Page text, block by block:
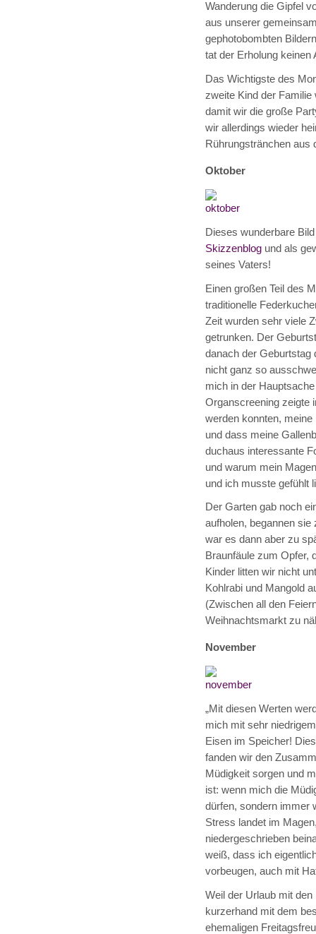
Wanderung die Gipfel
aus unserer
gephotobombten
tat der Erholung keinen
Das Wichtigste des
zweite Kind der
damit wir die große
wir allerdings wieder
Rührungstränchen aus
Oktober
Dieses wunderbare
Skizzenblogund als
seines Vaters!
Einen großen Teil des
traditionelle
Zeit wurden sehr viele
getrunken. Der
danach der Geburtstag
nicht ganz so
mich in der
Organscreening zeigte
werden konnten,
und dass meine
duchaus interessante
und warum mein
und ich musste gefühlt
Der Garten gab noch
aufholen, begannen sie
war es dann aber zu
Braunfäule zum Opfer,
Kinder litten wir nicht
Kohlrabi und Mangold
(Zwischen all den
Weihnachtsmarkt zu
November
„Mit diesen Werten
mich mit sehr
Eisen im Speicher!
fanden wir den
Müdigkeit sorgen und
ist: wenn mich die
dürfen, sondern immer
Stress landet im
niedergeschrieben
weiß, dass ich
vorbeugen, auch mit
Weil der Urlaub mit
kurzerhand mit dem
ehemaligen